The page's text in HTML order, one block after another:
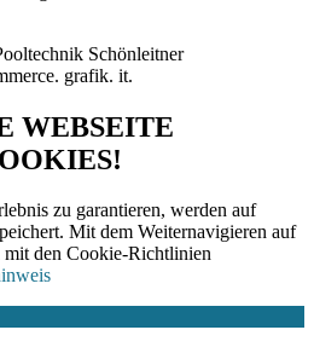
Schönleitner
WEBSEITE
zu garantieren, werden auf
Mit dem Weiternavigieren auf
mit den Cookie-Richtlinien